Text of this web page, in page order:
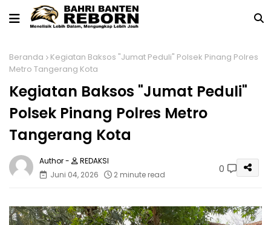
Beranda
Kegiatan Baksos "Jumat Peduli" Polsek Pinang Polres
Metro Tangerang Kota
Kegiatan Baksos "Jumat Peduli"
Polsek Pinang Polres Metro
Tangerang Kota
REDAKSI
Juni 04, 2026
2 minute read 0